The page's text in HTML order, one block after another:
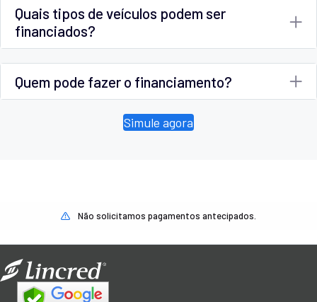
Quais tipos de veículos podem ser
financiados?
Quem pode fazer o financiamento?
Simule agora
Não solicitamos pagamentos antecipados.